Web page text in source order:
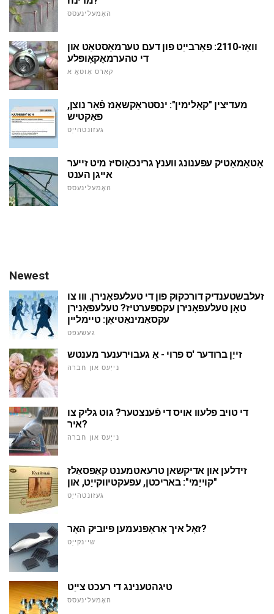
האָמעלינעסס
וואַז-2110: פאַרבייַט פון דעם טערמאַסטאַט און
די טהערמאָקאָופּלע
קאַרס אַוטאָ א
מעדיצין "קאַלימין": ינסטראַקשאַנז פֿאַר נוצן,
פאַקטיש
געזונטהייַט
אָטאַמאַטיק עפענונג ווענץ גרינכאַוסיז מיט זייער
אייגן הענט
האָמעלינעסס
Newest
זעלבשטענדיק דורכקוק פון די טעלעפאָנירן. ווו צו
טאָן טעלעפאָנירן עקספּערטיז? טעלעפאָנירן
עקסאַמינאַטיאָן: טיימליין
געשעפט
זייַן ברודער 'ס פרוי - אַ געבוירענער מענטש
נייַעס און חברה
די טויב פלעוו אויס די פֿענצטער? גוט גליק צו
איר?
נייַעס און חברה
זידלען און אדיקשאן טרעאטמענט קאַפּסאַלז
"קוייַמי": באריכטן, עפעקטיווקייַט, און
געזונטהייַט
זאָל איך אַראָפּנעמען פּיוביק האָר?
שיינקייַט
טיגהטענינג די רעכט צייַט
האָמעלינעסס